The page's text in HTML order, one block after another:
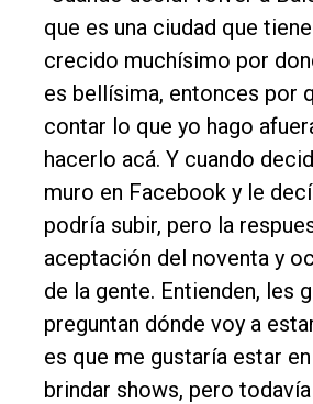
que es una ciudad que
crecido muchísimo por
es bellísima, entonces por
contar lo que yo hago
hacerlo acá. Y cuando
muro en Facebook y le
podría subir, pero la
aceptación del noventa y
de la gente. Entienden, les
preguntan dónde voy a
es que me gustaría estar
brindar shows, pero